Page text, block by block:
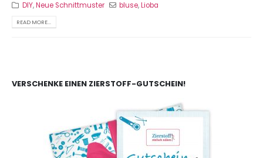
DIY,Neue Schnittmuster bluse,Lioba
READ MORE...
VERSCHENKE EINEN ZIERSTOFF-GUTSCHEIN!